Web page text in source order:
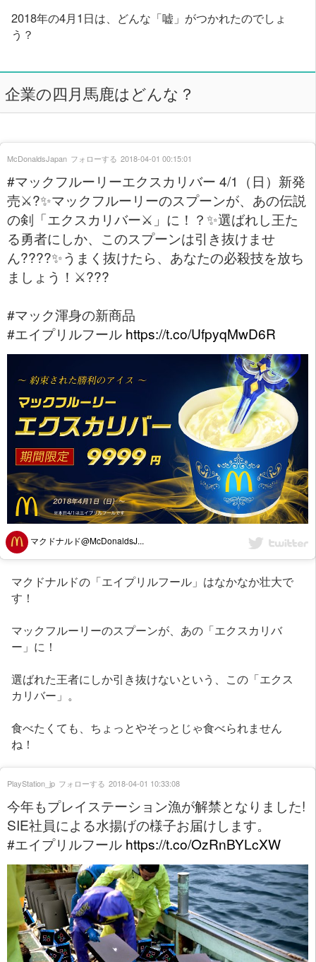
2018年の4月1日は、どんな「嘘」がつかれたのでしょ
う？
企業の四月馬鹿はどんな？
#マックフルーリーエクスカリバー 4/1（日）新発
売⚔?✨マックフルーリーのスプーンが、あの伝説
の剣「エクスカリバー⚔」に！？✨選ばれし王た
る勇者にしか、このスプーンは引き抜けませ
ん????✨うまく抜けたら、あなたの必殺技を放ち
ましょう！⚔???
#マック渾身の新商品
#エイプリルフール https://t.co/UfpyqMwD6R
マクドナルド@McDonaldsJ...
McDonaldsJapan フォローする 2018-04-01 00:15:01
マクドナルドの「エイプリルフール」はなかなか壮大で
す！
マックフルーリーのスプーンが、あの「エクスカリバ
ー」に！
選ばれた王者にしか引き抜けないという、この「エクス
カリバー」。
食べたくても、ちょっとやそっとじゃ食べられません
ね！
今年もプレイステーション漁が解禁となりました!
SIE社員による水揚げの様子お届けします。
#エイプリルフール https://t.co/OzRnBYLcXW
PlayStation_jp フォローする 2018-04-01 10:33:08